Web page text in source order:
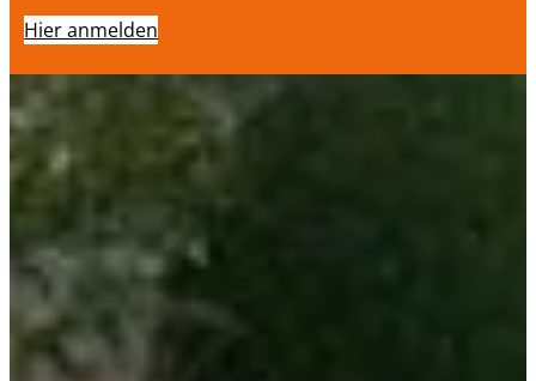
Hier anmelden